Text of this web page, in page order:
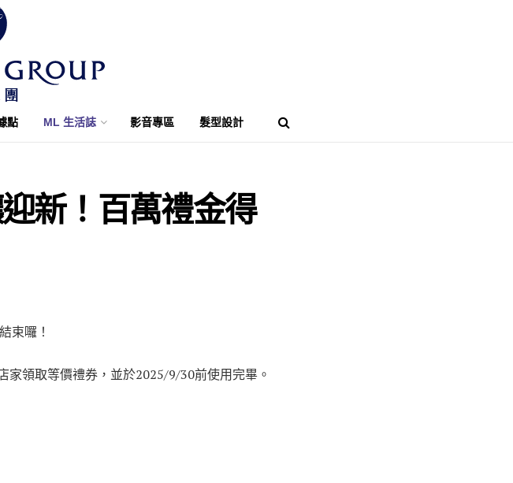
點 ML 生活誌 影音專區 髮型設計
新！百萬禮金得
束囉！
領取等價禮券，並於2025/9/30前使用完畢。